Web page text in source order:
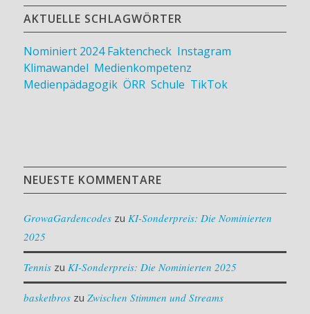
AKTUELLE SCHLAGWÖRTER
Nominiert 2024 Faktencheck, Instagram
Klimawandel Medienkompetenz
Medienpädagogik, ÖRR, Schule TikTok
NEUESTE KOMMENTARE
GrowaGardencodeszu KI-Sonderpreis: Die Nominierten
2025
Tenniszu KI-Sonderpreis: Die Nominierten 2025
basketbroszu Zwischen Stimmen und Streams